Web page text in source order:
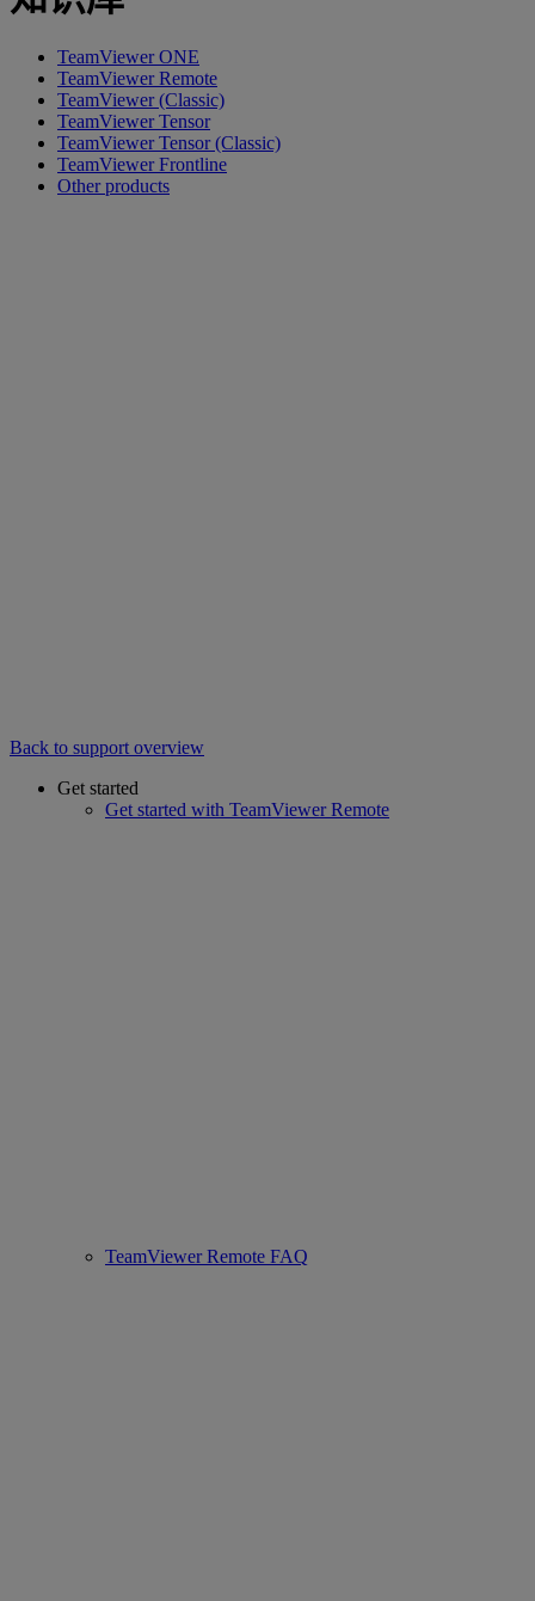
TeamViewer ONE
TeamViewer Remote
TeamViewer (Classic)
TeamViewer Tensor
TeamViewer Tensor (Classic)
TeamViewer Frontline
Other products
Back to support overview
Get started
Get started with TeamViewer Remote
TeamViewer Remote FAQ